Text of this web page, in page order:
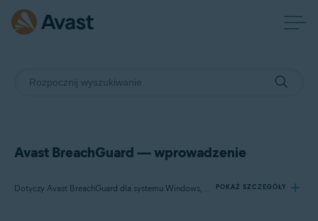
Avast BreachGuard — wprowadzenie
Dotyczy Avast BreachGuard dla systemu Windows, Avast BreachGuard dla komputerów Mac POKAŻ SZCZEGÓŁY